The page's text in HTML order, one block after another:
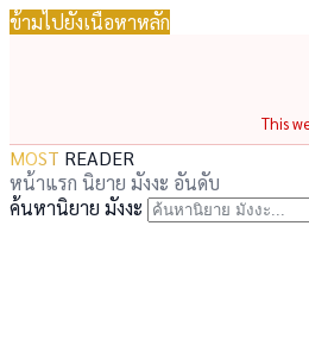
ข้ามไปยังเนื้อหาหลัก
This
MOST READER
หน้าแรก นิยาย มังงะ อันดับ
ค้นหานิยาย มังงะ